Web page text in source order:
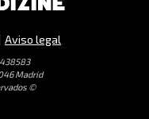
Aviso legal
Madrid
©